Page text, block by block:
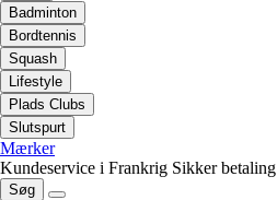
Badminton
Bordtennis
Squash
Lifestyle
Plads Clubs
Slutspurt
Mærker
Kundeservice i Frankrig Sikker betaling
Søg